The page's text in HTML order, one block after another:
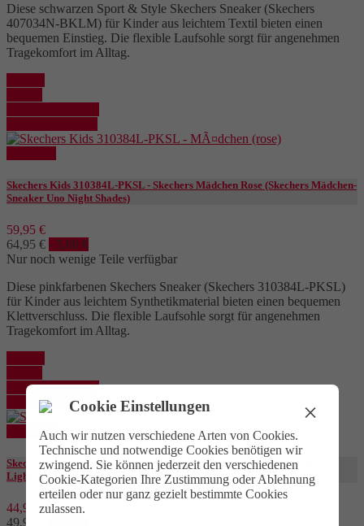
Cookie Einstellungen
Auch wir nutzen verschiedene Arten von Cookies.
Technische und notwendige Cookies benötigen wir
zwingend. Sie können jederzeit den verschiedenen
Cookie-Kategorien Ihre Zustimmung oder Ablehnung
erteilen oder nur ganz gezielt bestimmte Cookies
zulassen.
×
Diese schwarzen Sport & Style Skechers Sneaker (Skechers
407034N-BKLM) für Kinder aus leichtem Textil bieten einen
bequemen Einstieg. Die flexible Laufsohle sorgt für angenehmen
Tragekomfort im Alltag.
Skechers Kids 310384L-PKSL - Skechers Mädchen Rose (Skechers Mädchen-
Sneaker Uno Night Shades)
59,95 €
64,95 € - 5,00 €
Nur noch wenige Teile verfügbar
Diese pinkfarbenen Skechers Sneaker (Skechers 310384L-PKSL)
für Kinder aus leichtem Synthetikmaterial bieten einen bequemen
Klettverschluss. Die flexible Laufsohle sorgt für angenehmen
Tragekomfort im Alltag.
In den Warenkorb
Details anzeigen
Reduziert
Skechers Kids 303657L-BBK - Skechers Mädchen Schwarz (Skechers S-
Lights Remix)
44,95 €
49,95 €